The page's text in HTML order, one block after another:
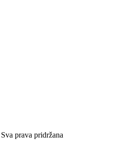
prava pridržana